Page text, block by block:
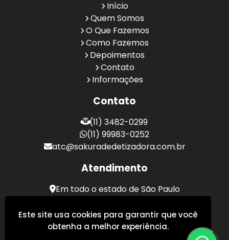
Início
Quem Somos
O Que Fazemos
Como Fazemos
Depoimentos
Contato
Informações
Contato
(11) 3482-0299
(11) 99983-0252
atc@sakuradedetizadora.com.br
Atendimento
Em todo o estado de São Paulo
Este site usa cookies para garantir que você
obtenha a melhor experiência.